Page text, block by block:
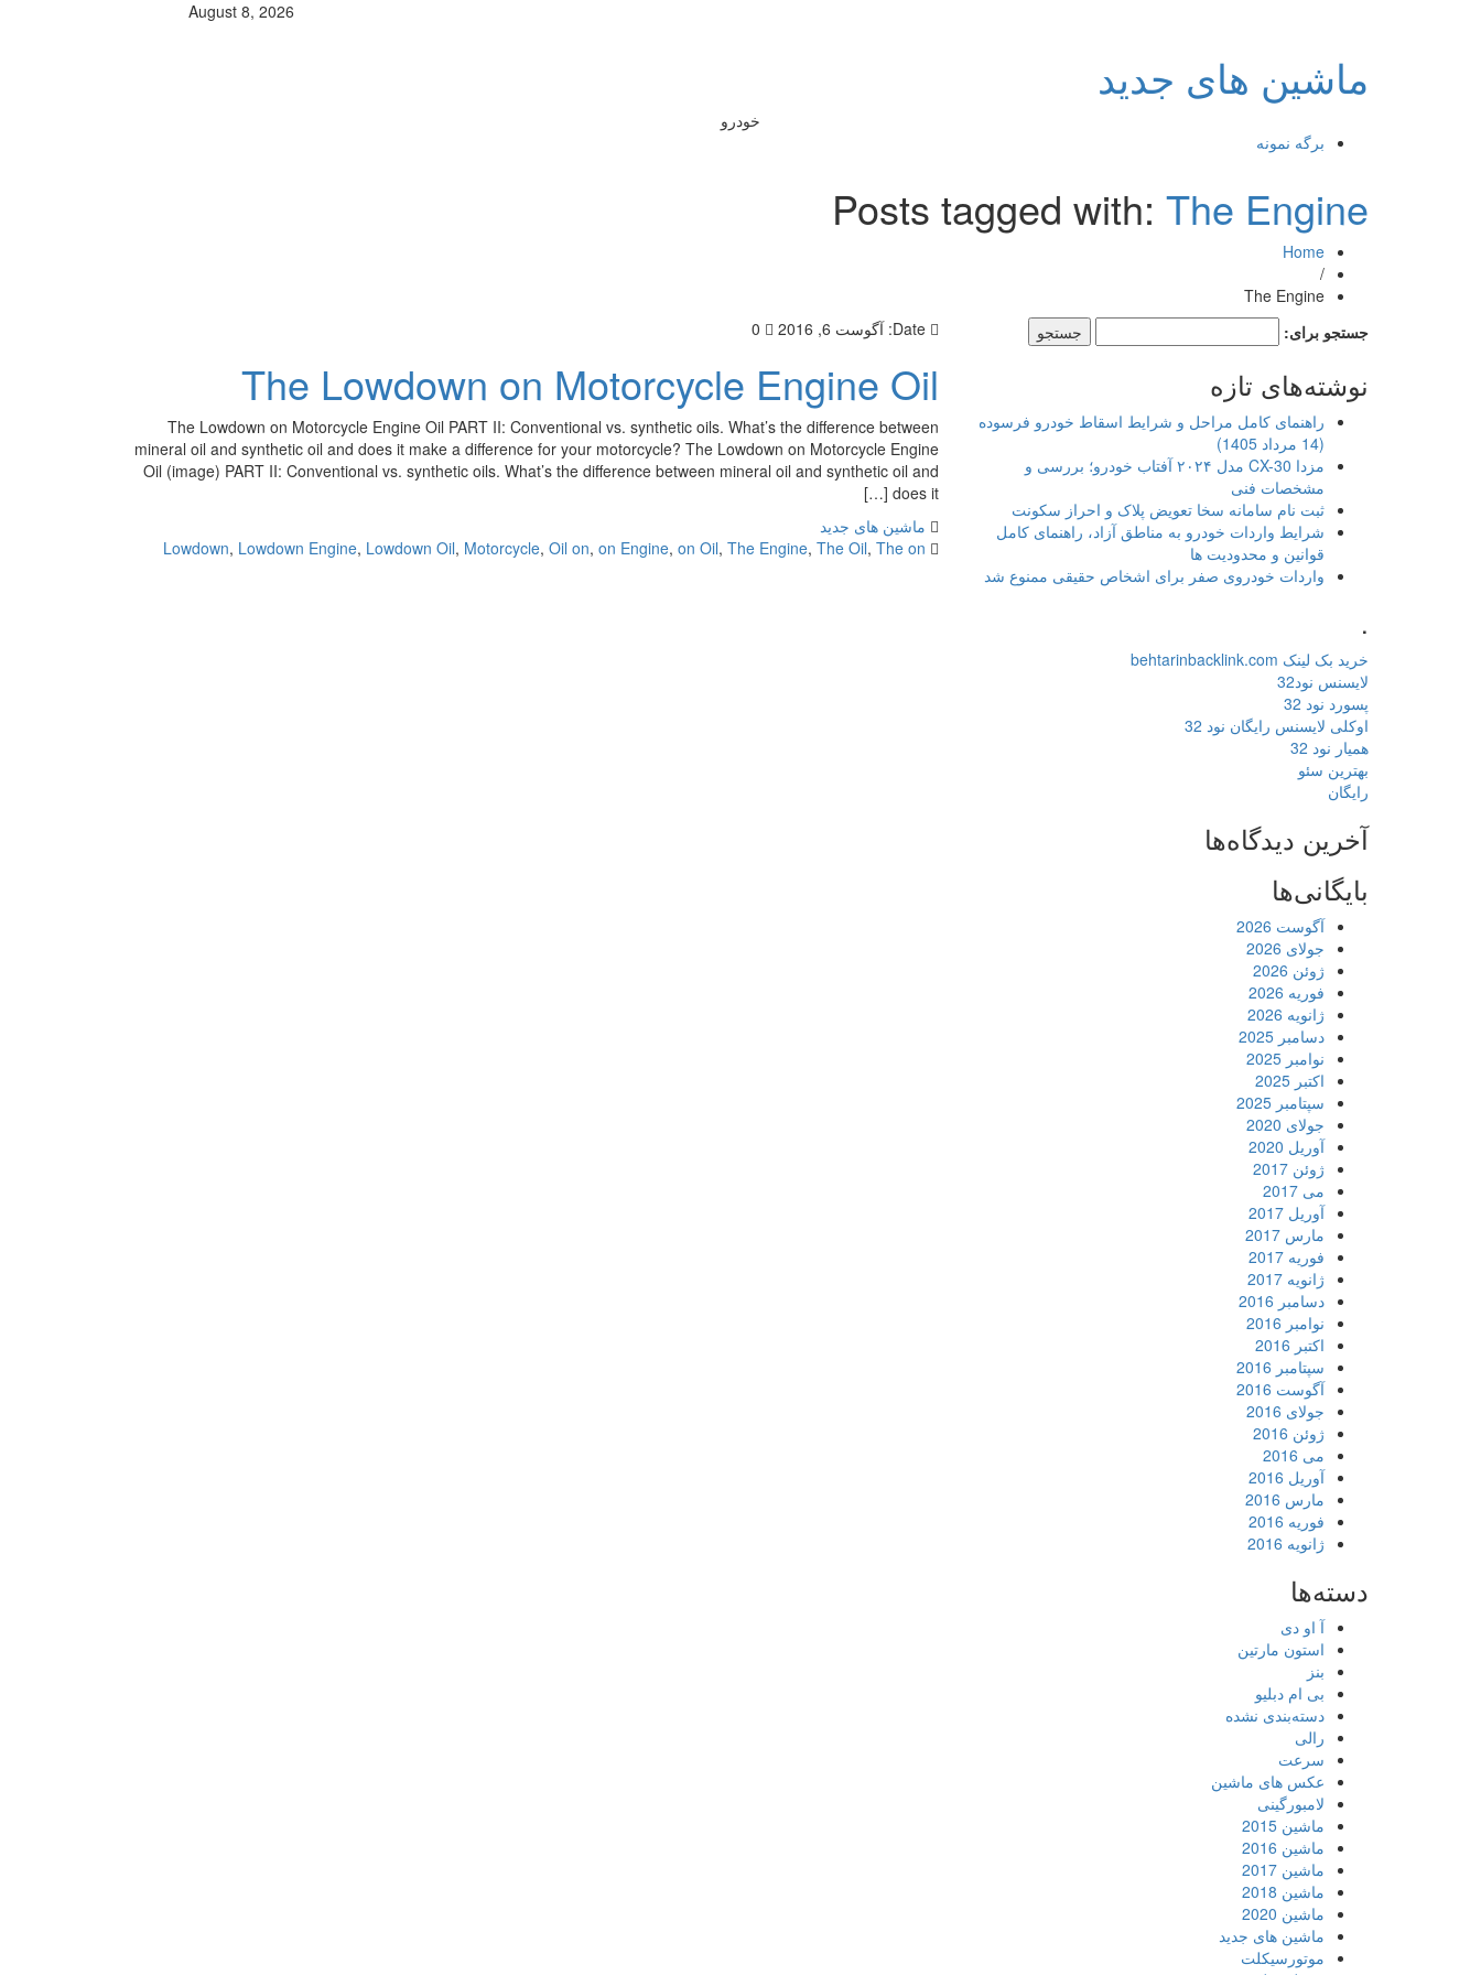
August 8, 2026
ماشین های جدید
خودرو
برگه نمونه
Posts tagged with: The Engine
Home
/
The Engine
Date: آگوست 6, 2016 0
The Lowdown on Motorcycle Engine Oil
The Lowdown on Motorcycle Engine Oil PART II: Conventional vs. synthetic oils. What’s the difference between
mineral oil and synthetic oil and does it make a difference for your motorcycle? The Lowdown on Motorcycle Engine
Oil (image) PART II: Conventional vs. synthetic oils. What’s the difference between mineral oil and synthetic oil and
does it […]
ماشین های جدید
Lowdown, Lowdown Engine, Lowdown Oil, Motorcycle, Oil on, on Engine, on Oil, The Engine, The Oil, The on
جستجو برای:
نوشته‌های تازه
راهنمای کامل مراحل و شرایط اسقاط خودرو فرسوده
(14 مرداد 1405)
مزدا CX-30 مدل ۲۰۲۴ آفتاب خودرو؛ بررسی و
مشخصات فنی
ثبت نام سامانه سخا تعویض پلاک و احراز سکونت
شرایط واردات خودرو به مناطق آزاد، راهنمای کامل
قوانین و محدودیت ها
واردات خودروی صفر برای اشخاص حقیقی ممنوع شد
.
خرید بک لینک behtarinbacklink.com
لایسنس نود32
پسورد نود 32
اوکلی لایسنس رایگان نود 32
همیار نود 32
بهترین سئو
رایگان
آخرین دیدگاه‌ها
بایگانی‌ها
آگوست 2026
جولای 2026
ژوئن 2026
فوریه 2026
ژانویه 2026
دسامبر 2025
نوامبر 2025
اکتبر 2025
سپتامبر 2025
جولای 2020
آوریل 2020
ژوئن 2017
می 2017
آوریل 2017
مارس 2017
فوریه 2017
ژانویه 2017
دسامبر 2016
نوامبر 2016
اکتبر 2016
سپتامبر 2016
آگوست 2016
جولای 2016
ژوئن 2016
می 2016
آوریل 2016
مارس 2016
فوریه 2016
ژانویه 2016
دسته‌ها
آ او دی
استون مارتین
بنز
بی ام دبلیو
دسته‌بندی نشده
رالی
سرعت
عکس های ماشین
لامبورگینی
ماشین 2015
ماشین 2016
ماشین 2017
ماشین 2018
ماشین 2020
ماشین های جدید
موتورسیکلت